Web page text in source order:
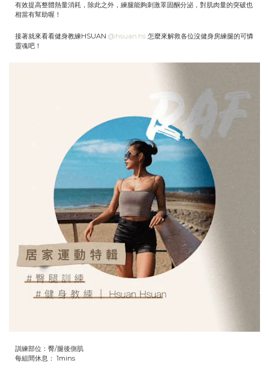
有效提高整體熱量消耗，除此之外，練腿能夠刺激睪固酮分泌，對肌肉量的突破也
相當有幫助喔！
接著就來看看健身教練HSUAN @hsuan.hs 怎麼來解救各位沒健身房練腿的可憐
靈魂吧！
訓練部位：臀/腿後側肌
每組間休息： 1mins